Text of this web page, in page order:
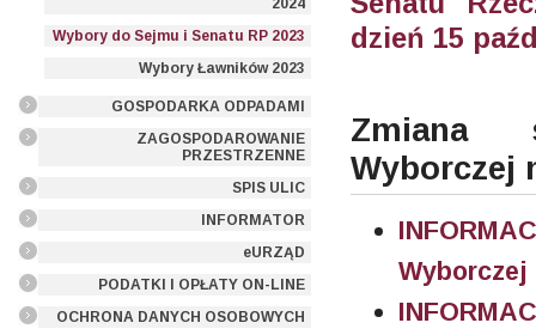
2024
Wybory do Sejmu i Senatu RP 2023
Wybory Ławników 2023
GOSPODARKA ODPADAMI
ZAGOSPODAROWANIE
PRZESTRZENNE
SPIS ULIC
INFORMATOR
eURZĄD
PODATKI I OPŁATY ON-LINE
OCHRONA DANYCH OSOBOWYCH
dzień 15
Zmiana
Wyborczej
Wyborczej